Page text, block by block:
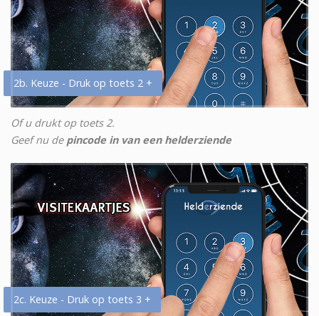
2b. Keuze - Druk op toets 2 +
Of u drukt op toets 2.
Geef nu de pincode in van een helderziende
2c. Keuze - Druk op toets 3 +